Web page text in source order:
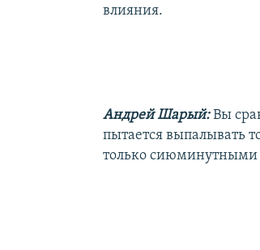
влияния.
Андрей Шарый:Вы
пытается выпалывать
только сиюминутными